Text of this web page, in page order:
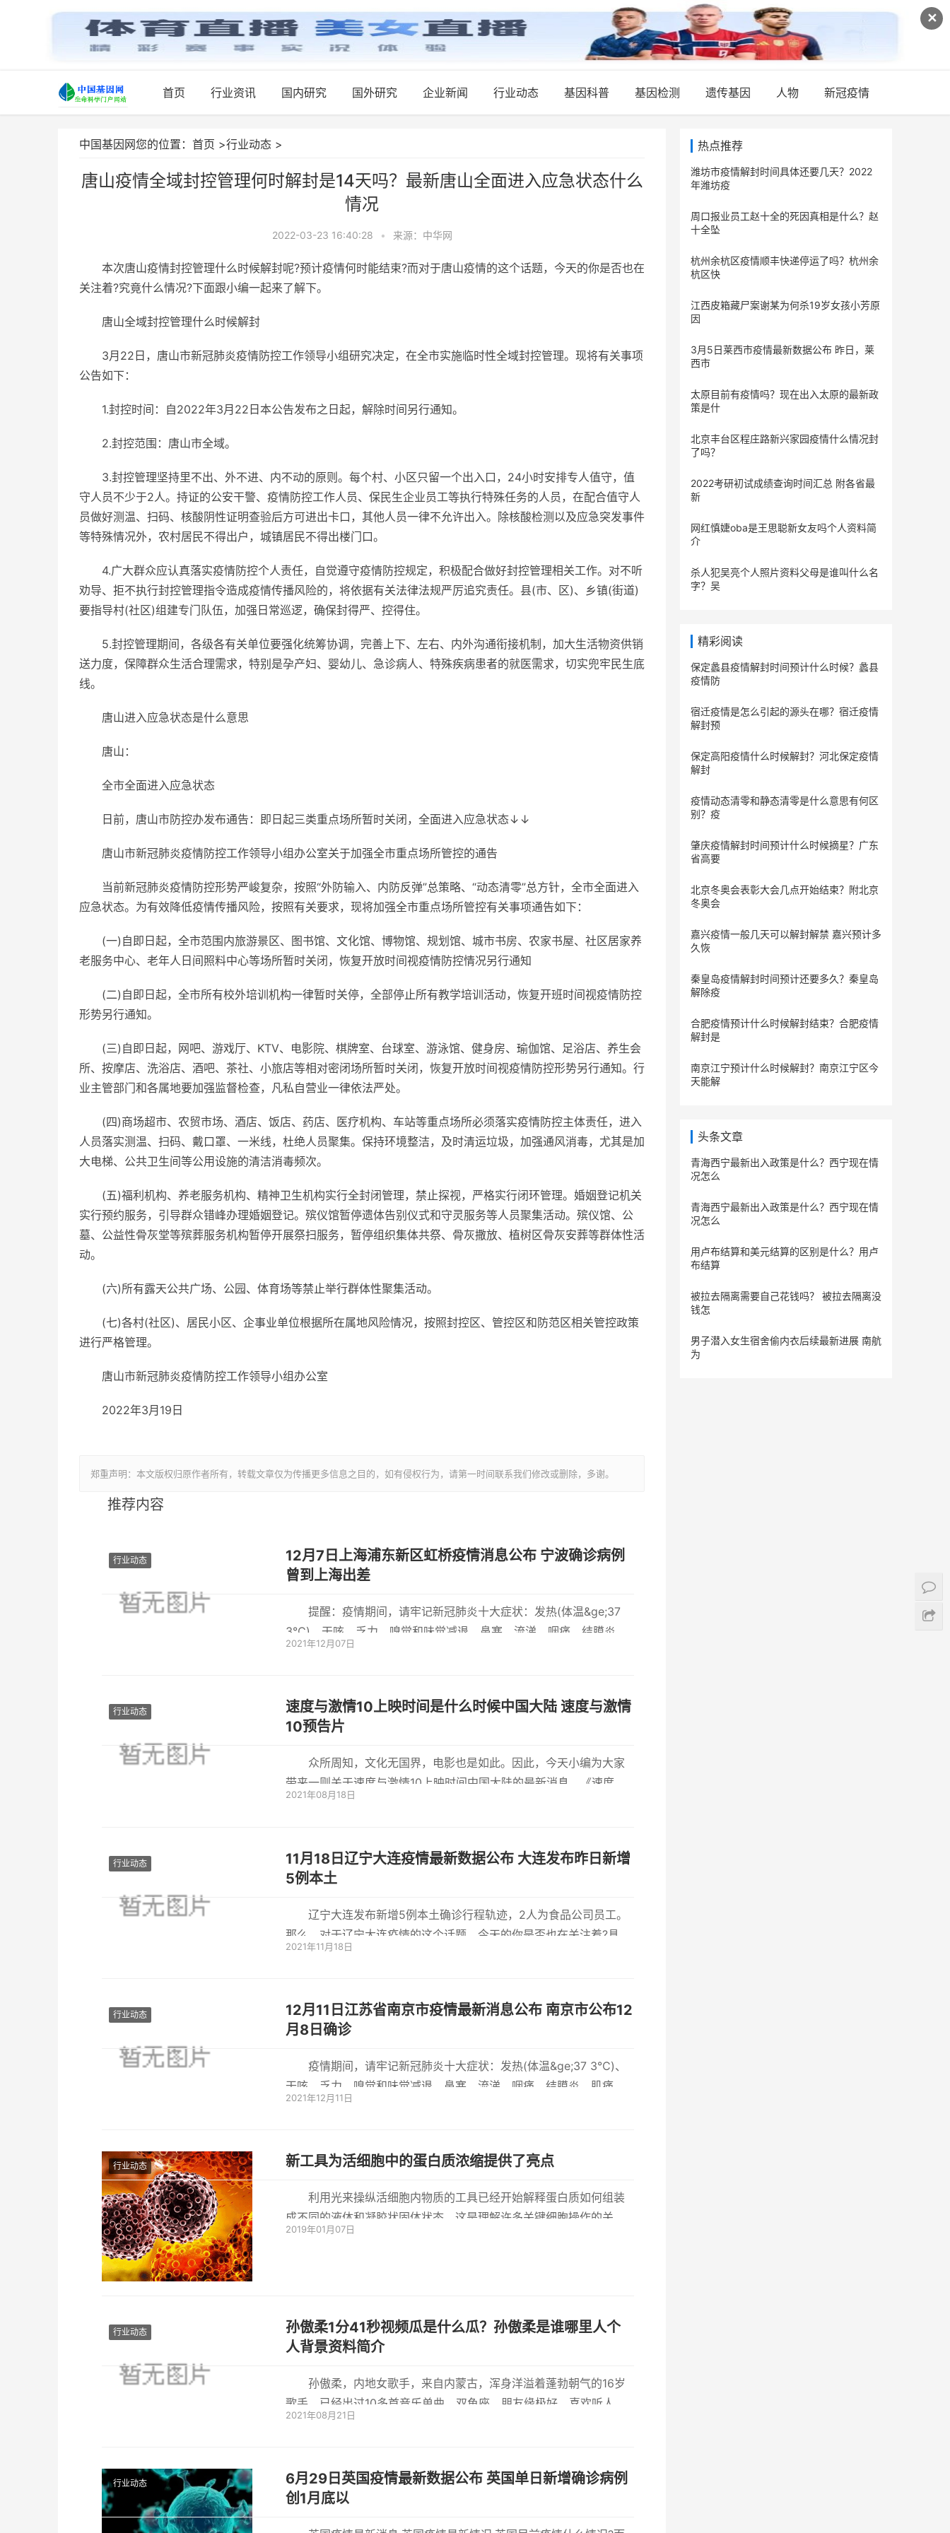
✕
首页 行业资讯 国内研究 国外研究 企业新闻 行业动态 基因科普 基因检测 遗传基因 人物 新冠疫情
中国基因网您的位置： 首页 >行业动态 >
唐山疫情全域封控管理何时解封是14天吗？最新唐山全面进入应急状态什么
情况
2022-03-23 16:40:28 • 来源：中华网
本次唐山疫情封控管理什么时候解封呢?预计疫情何时能结束?而对于唐山疫情的这个话题，今天的你是否也在
关注着?究竟什么情况?下面跟小编一起来了解下。
唐山全域封控管理什么时候解封
3月22日，唐山市新冠肺炎疫情防控工作领导小组研究决定，在全市实施临时性全域封控管理。现将有关事项
公告如下：
1.封控时间：自2022年3月22日本公告发布之日起，解除时间另行通知。
2.封控范围：唐山市全域。
3.封控管理坚持里不出、外不进、内不动的原则。每个村、小区只留一个出入口，24小时安排专人值守，值
守人员不少于2人。持证的公安干警、疫情防控工作人员、保民生企业员工等执行特殊任务的人员，在配合值守人
员做好测温、扫码、核酸阴性证明查验后方可进出卡口，其他人员一律不允许出入。除核酸检测以及应急突发事件
等特殊情况外，农村居民不得出户，城镇居民不得出楼门口。
4.广大群众应认真落实疫情防控个人责任，自觉遵守疫情防控规定，积极配合做好封控管理相关工作。对不听
劝导、拒不执行封控管理指令造成疫情传播风险的，将依据有关法律法规严厉追究责任。县(市、区)、乡镇(街道)
要指导村(社区)组建专门队伍，加强日常巡逻，确保封得严、控得住。
5.封控管理期间，各级各有关单位要强化统筹协调，完善上下、左右、内外沟通衔接机制，加大生活物资供销
送力度，保障群众生活合理需求，特别是孕产妇、婴幼儿、急诊病人、特殊疾病患者的就医需求，切实兜牢民生底
线。
唐山进入应急状态是什么意思
唐山：
全市全面进入应急状态
日前，唐山市防控办发布通告：即日起三类重点场所暂时关闭，全面进入应急状态↓↓
唐山市新冠肺炎疫情防控工作领导小组办公室关于加强全市重点场所管控的通告
当前新冠肺炎疫情防控形势严峻复杂，按照“外防输入、内防反弹”总策略、“动态清零”总方针，全市全面进入
应急状态。为有效降低疫情传播风险，按照有关要求，现将加强全市重点场所管控有关事项通告如下：
(一)自即日起，全市范围内旅游景区、图书馆、文化馆、博物馆、规划馆、城市书房、农家书屋、社区居家养
老服务中心、老年人日间照料中心等场所暂时关闭，恢复开放时间视疫情防控情况另行通知
(二)自即日起，全市所有校外培训机构一律暂时关停，全部停止所有教学培训活动，恢复开班时间视疫情防控
形势另行通知。
(三)自即日起，网吧、游戏厅、KTV、电影院、棋牌室、台球室、游泳馆、健身房、瑜伽馆、足浴店、养生会
所、按摩店、洗浴店、酒吧、茶社、小旅店等相对密闭场所暂时关闭，恢复开放时间视疫情防控形势另行通知。行
业主管部门和各属地要加强监督检查，凡私自营业一律依法严处。
(四)商场超市、农贸市场、酒店、饭店、药店、医疗机构、车站等重点场所必须落实疫情防控主体责任，进入
人员落实测温、扫码、戴口罩、一米线，杜绝人员聚集。保持环境整洁，及时清运垃圾，加强通风消毒，尤其是加
大电梯、公共卫生间等公用设施的清洁消毒频次。
(五)福利机构、养老服务机构、精神卫生机构实行全封闭管理，禁止探视，严格实行闭环管理。婚姻登记机关
实行预约服务，引导群众错峰办理婚姻登记。殡仪馆暂停遗体告别仪式和守灵服务等人员聚集活动。殡仪馆、公
墓、公益性骨灰堂等殡葬服务机构暂停开展祭扫服务，暂停组织集体共祭、骨灰撒放、植树区骨灰安葬等群体性活
动。
(六)所有露天公共广场、公园、体育场等禁止举行群体性聚集活动。
(七)各村(社区)、居民小区、企事业单位根据所在属地风险情况，按照封控区、管控区和防范区相关管控政策
进行严格管理。
唐山市新冠肺炎疫情防控工作领导小组办公室
2022年3月19日
郑重声明：本文版权归原作者所有，转载文章仅为传播更多信息之目的，如有侵权行为，请第一时间联系我们修改或删除，多谢。
推荐内容
行业动态
12月7日上海浦东新区虹桥疫情消息公布 宁波确诊病例
曾到上海出差
提醒：疫情期间，请牢记新冠肺炎十大症状：发热(体温&ge;37
3℃)、干咳、乏力、嗅觉和味觉减退、鼻塞、流涕、咽痛、结膜炎、
肌痛、腹泻...
2021年12月07日
行业动态
速度与激情10上映时间是什么时候中国大陆 速度与激情
10预告片
众所周知，文化无国界，电影也是如此。因此，今天小编为大家
带来一则关于速度与激情10上映时间中国大陆的最新消息。《速度与
激情10》定于20
2021年08月18日
行业动态
11月18日辽宁大连疫情最新数据公布 大连发布昨日新增
5例本土
辽宁大连发布新增5例本土确诊行程轨迹，2人为食品公司员工。
那么，对于辽宁大连疫情的这个话题，今天的你是否也在关注着?具体
什么情况?下面
2021年11月18日
行业动态
12月11日江苏省南京市疫情最新消息公布 南京市公布12
月8日确诊
疫情期间，请牢记新冠肺炎十大症状：发热(体温&ge;37 3℃)、
干咳、乏力、嗅觉和味觉减退、鼻塞、流涕、咽痛、结膜炎、肌痛、
腹泻。如果...
2021年12月11日
行业动态 新工具为活细胞中的蛋白质浓缩提供了亮点
利用光来操纵活细胞内物质的工具已经开始解释蛋白质如何组装
成不同的液体和凝胶状固体状态，这是理解许多关键细胞操作的关
键。复杂的奇...
2019年01月07日
行业动态
孙傲柔1分41秒视频瓜是什么瓜？孙傲柔是谁哪里人个
人背景资料简介
孙傲柔，内地女歌手，来自内蒙古，浑身洋溢着蓬勃朝气的16岁
歌手，已经出过10多首音乐单曲。双鱼座，朋友缘极好，喜欢听人倾
诉，沟通能力强
2021年08月21日
行业动态
6月29日英国疫情最新数据公布 英国单日新增确诊病例
创1月底以
热点推荐
潍坊市疫情解封时间具体还要几天？2022
年潍坊疫
周口报业员工赵十全的死因真相是什么？赵
十全坠
杭州余杭区疫情顺丰快递停运了吗？杭州余
杭区快
江西皮箱藏尸案谢某为何杀19岁女孩小芳原
因
3月5日莱西市疫情最新数据公布 昨日，莱
西市
太原目前有疫情吗？现在出入太原的最新政
策是什
北京丰台区程庄路新兴家园疫情什么情况封
了吗？
2022考研初试成绩查询时间汇总 附各省最
新
网红慎婕oba是王思聪新女友吗个人资料简
介
杀人犯吴亮个人照片资料父母是谁叫什么名
字？吴
精彩阅读
保定蠡县疫情解封时间预计什么时候？蠡县
疫情防
宿迁疫情是怎么引起的源头在哪？宿迁疫情
解封预
保定​高阳疫情什么时候解封？河北保定疫情
解封
疫情动态清零和静态清零是什么意思有何区
别？疫
肇庆疫情解封时间预计什么时候摘星？广东
省高要
北京冬奥会表彰大会几点开始结束？附北京
冬奥会
嘉兴疫情一般几天可以解封解禁 嘉兴预计多
久恢
秦皇岛疫情解封时间预计还要多久？秦皇岛
解除疫
合肥疫情预计什么时候解封结束？合肥疫情
解封是
南京江宁预计什么时候解封？南京江宁区今
天能解
头条文章
青海西宁最新出入政策是什么？西宁现在情
况怎么
青海西宁最新出入政策是什么？西宁现在情
况怎么
用卢布结算和美元结算的区别是什么？用卢
布结算
被拉去隔离需要自己花钱吗？ 被拉去隔离没
钱怎
男子潜入女生宿舍偷内衣后续最新进展 南航
为